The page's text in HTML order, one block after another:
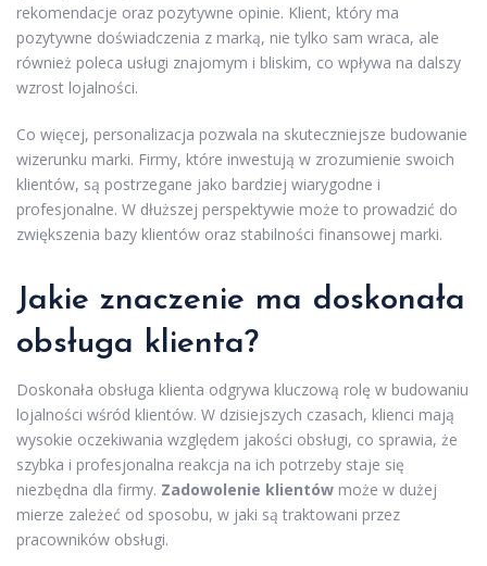
rekomendacje oraz pozytywne opinie. Klient, który ma
pozytywne doświadczenia z marką, nie tylko sam wraca, ale
również poleca usługi znajomym i bliskim, co wpływa na dalszy
wzrost lojalności.
Co więcej, personalizacja pozwala na skuteczniejsze budowanie
wizerunku marki. Firmy, które inwestują w zrozumienie swoich
klientów, są postrzegane jako bardziej wiarygodne i
profesjonalne. W dłuższej perspektywie może to prowadzić do
zwiększenia bazy klientów oraz stabilności finansowej marki.
Jakie znaczenie ma doskonała
obsługa klienta?
Doskonała obsługa klienta odgrywa kluczową rolę w budowaniu
lojalności wśród klientów. W dzisiejszych czasach, klienci mają
wysokie oczekiwania względem jakości obsługi, co sprawia, że
szybka i profesjonalna reakcja na ich potrzeby staje się
niezbędna dla firmy. Zadowolenie klientów może w dużej
mierze zależeć od sposobu, w jaki są traktowani przez
pracowników obsługi.